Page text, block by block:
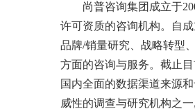
尚普咨询集团成立于
许可资质的咨询机构。自
品牌/销量研究、战略转型
方面的咨询与服务。截止
国内全面的数据渠道来源
威性的调查与研究机构之